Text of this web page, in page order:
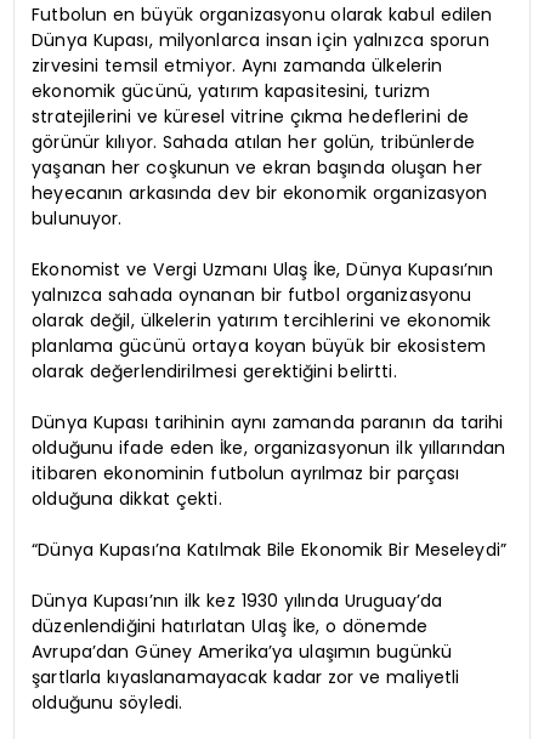
Futbolun en büyük organizasyonu olarak kabul edilen
Dünya Kupası, milyonlarca insan için yalnızca sporun
zirvesini temsil etmiyor. Aynı zamanda ülkelerin
ekonomik gücünü, yatırım kapasitesini, turizm
stratejilerini ve küresel vitrine çıkma hedeflerini de
görünür kılıyor. Sahada atılan her golün, tribünlerde
yaşanan her coşkunun ve ekran başında oluşan her
heyecanın arkasında dev bir ekonomik organizasyon
bulunuyor.
Ekonomist ve Vergi Uzmanı Ulaş İke, Dünya Kupası’nın
yalnızca sahada oynanan bir futbol organizasyonu
olarak değil, ülkelerin yatırım tercihlerini ve ekonomik
planlama gücünü ortaya koyan büyük bir ekosistem
olarak değerlendirilmesi gerektiğini belirtti.
Dünya Kupası tarihinin aynı zamanda paranın da tarihi
olduğunu ifade eden İke, organizasyonun ilk yıllarından
itibaren ekonominin futbolun ayrılmaz bir parçası
olduğuna dikkat çekti.
“Dünya Kupası’na Katılmak Bile Ekonomik Bir Meseleydi”
Dünya Kupası’nın ilk kez 1930 yılında Uruguay’da
düzenlendiğini hatırlatan Ulaş İke, o dönemde
Avrupa’dan Güney Amerika’ya ulaşımın bugünkü
şartlarla kıyaslanamayacak kadar zor ve maliyetli
olduğunu söyledi.